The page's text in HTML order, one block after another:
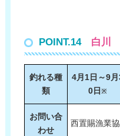
POINT.14白川
釣れる種
類
4月1日～9
0日※
お問い合
わせ
西置賜漁業